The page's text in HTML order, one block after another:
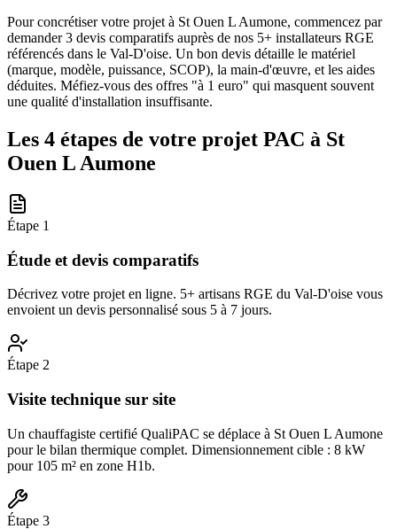
Pour concrétiser votre projet à St Ouen L Aumone, commencez par
demander 3 devis comparatifs auprès de nos 5+ installateurs RGE
référencés dans le Val-D'oise. Un bon devis détaille le matériel
(marque, modèle, puissance, SCOP), la main-d'œuvre, et les aides
déduites. Méfiez-vous des offres "à 1 euro" qui masquent souvent
une qualité d'installation insuffisante.
Les 4 étapes de votre projet PAC à St
Ouen L Aumone
Étape 1
Étude et devis comparatifs
Décrivez votre projet en ligne. 5+ artisans RGE du Val-D'oise vous
envoient un devis personnalisé sous 5 à 7 jours.
Étape 2
Visite technique sur site
Un chauffagiste certifié QualiPAC se déplace à St Ouen L Aumone
pour le bilan thermique complet. Dimensionnement cible : 8 kW
pour 105 m² en zone H1b.
Étape 3